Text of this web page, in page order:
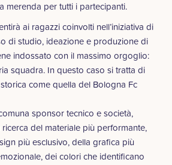
merenda per tutti i partecipanti.
ai ragazzi coinvolti nell’iniziativa di
di studio, ideazione e produzione di
indossato con il massimo orgoglio:
squadra. In questo caso si tratta di
come quella del Bologna Fc
sponsor tecnico e società,
del materiale più performante,
più esclusivo, della grafica più
dei colori che identificano